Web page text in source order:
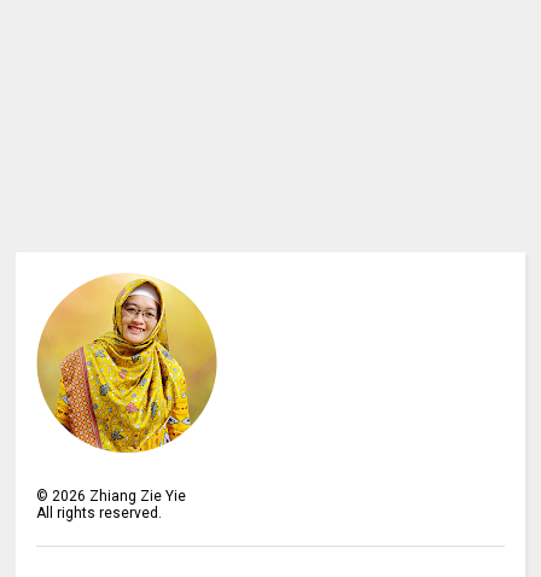
©2026 Zhiang Zie Yie
All rights reserved.